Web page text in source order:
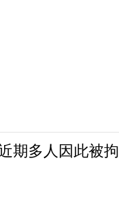
期多人因此被拘